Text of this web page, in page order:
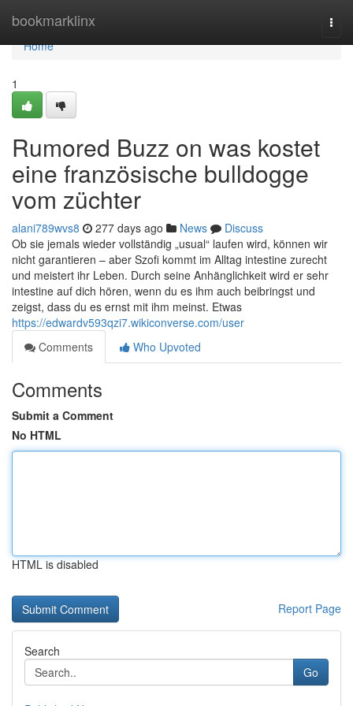
bookmarklinx
Home
Home
1
Rumored Buzz on was kostet
eine französische bulldogge
vom züchter
alani789wvs8 277 days ago News
Discuss
Ob sie jemals wieder vollständig „usual“ laufen wird, können wir
nicht garantieren – aber Szofi kommt im Alltag intestine zurecht
und meistert ihr Leben. Durch seine Anhänglichkeit wird er sehr
intestine auf dich hören, wenn du es ihm auch beibringst und
zeigst, dass du es ernst mit ihm meinst. Etwas
https://edwardv593qzi7.wikiconverse.com/user
Comments
Who Upvoted
Comments
Submit a Comment
No HTML
HTML is disabled
Report Page
Search
Go